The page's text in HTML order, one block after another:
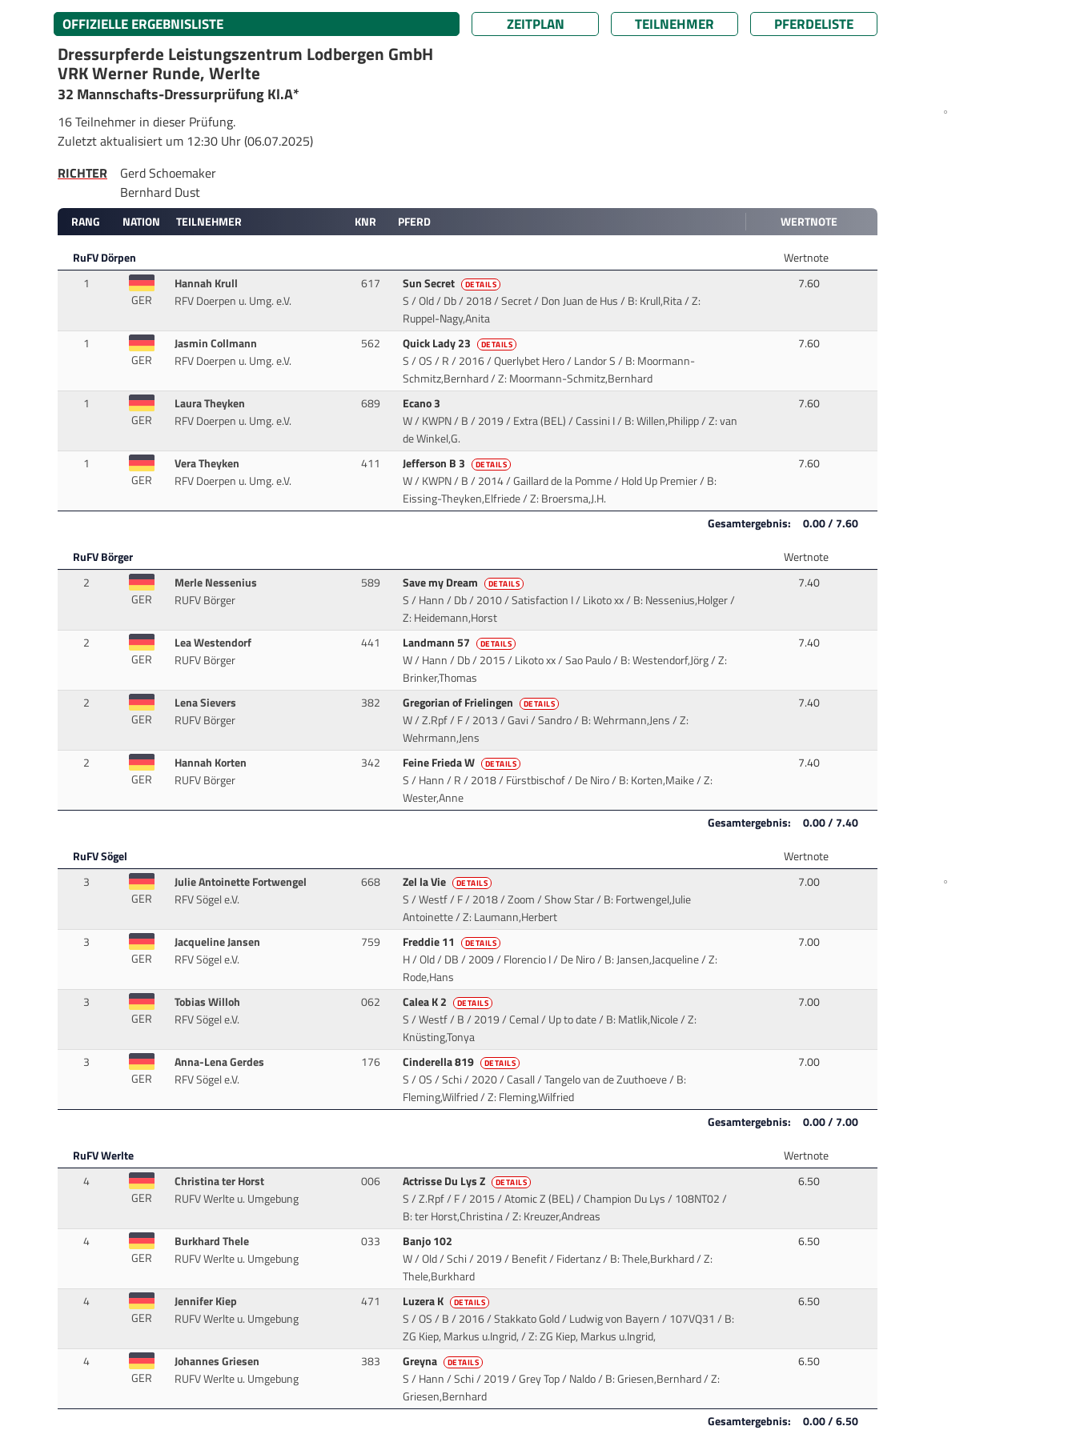
OFFIZIELLE ERGEBNISLISTE ZEITPLAN TEILNEHMER PFERDELISTE
Dressurpferde Leistungszentrum Lodbergen GmbH
VRK Werner Runde, Werlte
32 Mannschafts-Dressurprüfung Kl.A*
16 Teilnehmer in dieser Prüfung.
Zuletzt aktualisiert um 12:30 Uhr (06.07.2025)
RICHTER
Gerd Schoemaker
Bernhard Dust
RANG NATION TEILNEHMER KNR PFERD WERTNOTE
RuFV Dörpen
Wertnote
1
GER
Hannah Krull
RFV Doerpen u. Umg. e.V.
617 Sun Secret DETAILS
S / Old / Db / 2018 / Secret / Don Juan de Hus/ B: Krull,Rita / Z:
Ruppel-Nagy,Anita
7.60
1
GER
Jasmin Collmann
RFV Doerpen u. Umg. e.V.
562 Quick Lady 23 DETAILS
S / OS / R / 2016 / Querlybet Hero / Landor S/ B: Moormann-
Schmitz,Bernhard / Z: Moormann-Schmitz,Bernhard
7.60
1
GER
Laura Theyken
RFV Doerpen u. Umg. e.V.
689
Ecano 3
W / KWPN / B / 2019 / Extra (BEL) / Cassini I/ B: Willen,Philipp / Z: van
de Winkel,G.
7.60
1
GER
Vera Theyken
RFV Doerpen u. Umg. e.V.
411 Jefferson B 3 DETAILS
W / KWPN / B / 2014 / Gaillard de la Pomme / Hold Up Premier/ B:
Eissing-Theyken,Elfriede / Z: Broersma,J.H.
7.60
Gesamtergebnis: 0.00 / 7.60
RuFV Börger
Wertnote
2
GER
Merle Nessenius
RUFV Börger
589 Save my Dream DETAILS
S / Hann / Db / 2010 / Satisfaction I / Likoto xx/ B: Nessenius,Holger /
Z: Heidemann,Horst
7.40
2
GER
Lea Westendorf
RUFV Börger
441 Landmann 57 DETAILS
W / Hann / Db / 2015 / Likoto xx / Sao Paulo/ B: Westendorf,Jörg / Z:
Brinker,Thomas
7.40
2
GER
Lena Sievers
RUFV Börger
382 Gregorian of Frielingen DETAILS
W / Z.Rpf / F / 2013 / Gavi / Sandro/ B: Wehrmann,Jens / Z:
Wehrmann,Jens
7.40
2
GER
Hannah Korten
RUFV Börger
342 Feine Frieda W DETAILS
S / Hann / R / 2018 / Fürstbischof / De Niro/ B: Korten,Maike / Z:
Wester,Anne
7.40
Gesamtergebnis: 0.00 / 7.40
RuFV Sögel
Wertnote
3
GER
Julie Antoinette Fortwengel
RFV Sögel e.V.
668 Zel la Vie DETAILS
S / Westf / F / 2018 / Zoom / Show Star/ B: Fortwengel,Julie
Antoinette / Z: Laumann,Herbert
7.00
3
GER
Jacqueline Jansen
RFV Sögel e.V.
759 Freddie 11 DETAILS
H / Old / DB / 2009 / Florencio I / De Niro/ B: Jansen,Jacqueline / Z:
Rode,Hans
7.00
3
GER
Tobias Willoh
RFV Sögel e.V.
062 Calea K 2 DETAILS
S / Westf / B / 2019 / Cemal / Up to date/ B: Matlik,Nicole / Z:
Knüsting,Tonya
7.00
3
GER
Anna-Lena Gerdes
RFV Sögel e.V.
176 Cinderella 819 DETAILS
S / OS / Schi / 2020 / Casall / Tangelo van de Zuuthoeve/ B:
Fleming,Wilfried / Z: Fleming,Wilfried
7.00
Gesamtergebnis: 0.00 / 7.00
RuFV Werlte
Wertnote
4
GER
Christina ter Horst
RUFV Werlte u. Umgebung
006 Actrisse Du Lys Z DETAILS
S / Z.Rpf / F / 2015 / Atomic Z (BEL) / Champion Du Lys/ 108NT02 /
B: ter Horst,Christina / Z: Kreuzer,Andreas
6.50
4
GER
Burkhard Thele
RUFV Werlte u. Umgebung
033
Banjo 102
W / Old / Schi / 2019 / Benefit / Fidertanz/ B: Thele,Burkhard / Z:
Thele,Burkhard
6.50
4
GER
Jennifer Kiep
RUFV Werlte u. Umgebung
471 Luzera K DETAILS
S / OS / B / 2016 / Stakkato Gold / Ludwig von Bayern/ 107VQ31 / B:
ZG Kiep, Markus u.Ingrid, / Z: ZG Kiep, Markus u.Ingrid,
6.50
4
GER
Johannes Griesen
RUFV Werlte u. Umgebung
383 Greyna DETAILS
S / Hann / Schi / 2019 / Grey Top / Naldo/ B: Griesen,Bernhard / Z:
Griesen,Bernhard
6.50
Gesamtergebnis: 0.00 / 6.50